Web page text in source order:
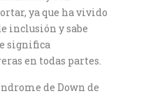
ya que ha vivido
inclusión y sabe
significa
en todas partes.
de Down de